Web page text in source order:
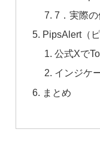
7．実際
PipsAlert（
公式Xで
インジケ
まとめ